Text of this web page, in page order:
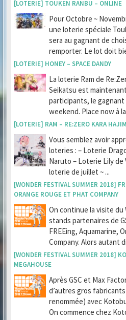
[LOTERIE] TOUKEN RANBU – ONLINE
Pour Octobre ~
une loterie spéciale
sera au gagnant de
remporter. Le lot doit
[LOTERIE] HONEY – SPACE DANDY
La loterie Ram de
Seikatsu est
participants, le
weekend. Place now à
[LOTERIE] RAM – RE:ZERO KARA
Vous semblez avoir
loteries : – Loterie
Naruto – Loterie Lily de
loterie de juillet ~ ...
[WONDER FESTIVAL SUMMER 2018]
ORANGE ROUGE ET PHAT COMPANY
On continue la visite du
stands partenaires de
FREEing, Aquamarine,
Company. Alors autant
[WONDER FESTIVAL SUMMER 2018]
MEGAHOUSE
Après GSC et Max
d’autres gros
renommée) avec
On commence chez